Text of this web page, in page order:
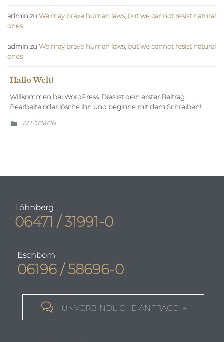
admin zu We may brave human laws, but we cannot resist natural
ones
admin zu We may brave human laws, but we cannot resist natural
ones
Hallo Welt!
Willkommen bei WordPress. Dies ist dein erster Beitrag.
Bearbeite oder lösche ihn und beginne mit dem Schreiben!
 CATEGORY
ALLGEMEIN
Löhnberg
06471 / 31991-0
Eschborn
06196 / 58696-0
 UNVERBINDLICHE ANFRAGE →